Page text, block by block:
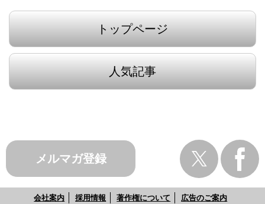
トップページ
人気記事
メルマガ登録
会社案内 採用情報 著作権について 広告のご案内